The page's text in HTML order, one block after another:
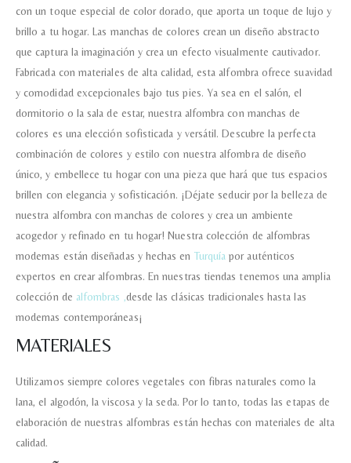
con un toque especial de color dorado, que aporta un toque de lujo y
brillo a tu hogar. Las manchas de colores crean un diseño abstracto
que captura la imaginación y crea un efecto visualmente cautivador.
Fabricada con materiales de alta calidad, esta alfombra ofrece suavidad
y comodidad excepcionales bajo tus pies. Ya sea en el salón, el
dormitorio o la sala de estar, nuestra alfombra con manchas de
colores es una elección sofisticada y versátil. Descubre la perfecta
combinación de colores y estilo con nuestra alfombra de diseño
único, y embellece tu hogar con una pieza que hará que tus espacios
brillen con elegancia y sofisticación. ¡Déjate seducir por la belleza de
nuestra alfombra con manchas de colores y crea un ambiente
acogedor y refinado en tu hogar! Nuestra colección de alfombras
modernas están diseñadas y hechas en Turquía por auténticos
expertos en crear alfombras. En nuestras tiendas tenemos una amplia
colección de alfombras ,desde las clásicas tradicionales hasta las
modernas contemporáneas¡
MATERIALES
Utilizamos siempre colores vegetales con fibras naturales como la
lana, el algodón, la viscosa y la seda. Por lo tanto, todas las etapas de
elaboración de nuestras alfombras están hechas con materiales de alta
calidad.